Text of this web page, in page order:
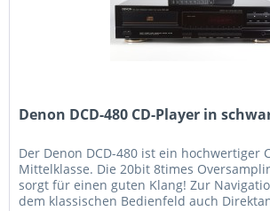
Denon DCD-480 CD-Player in
Der Denon DCD-480 ist ein hochwertiger
Mittelklasse. Die 20bit 8times
sorgt für einen guten Klang! Zur
dem klassischen Bedienfeld auch